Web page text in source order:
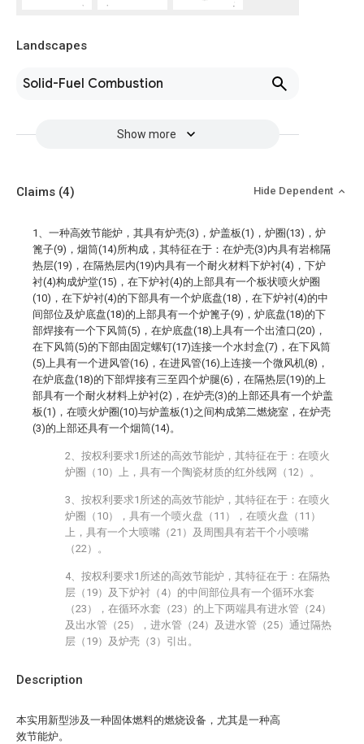
Landscapes
Solid-Fuel Combustion
Show more
Description
本实用新型涉及一种固体燃料的燃烧设备，尤其是一种高
效节能炉。
Claims (4) Hide Dependent
1、一种高效节能炉，其具有炉壳(3)，炉盖板(1)，炉圈(13)，炉
篦子(9)，烟筒(14)所构成，其特征在于：在炉壳(3)内具有岩棉隔
热层(19)，在隔热层内(19)内具有一个耐火材料下炉衬(4)，下炉
衬(4)构成炉堂(15)，在下炉衬(4)的上部具有一个板状喷火炉圈
(10)，在下炉衬(4)的下部具有一个炉底盘(18)，在下炉衬(4)的中
间部位及炉底盘(18)的上部具有一个炉篦子(9)，炉底盘(18)的下
部焊接有一个下风筒(5)，在炉底盘(18)上具有一个出渣口(20)，
在下风筒(5)的下部由固定螺钉(17)连接一个水封盒(7)，在下风筒
(5)上具有一个进风管(16)，在进风管(16)上连接一个微风机(8)，
在炉底盘(18)的下部焊接有三至四个炉腿(6)，在隔热层(19)的上
部具有一个耐火材料上炉衬(2)，在炉壳(3)的上部还具有一个炉盖
板(1)，在喷火炉圈(10)与炉盖板(1)之间构成第二燃烧室，在炉壳
(3)的上部还具有一个烟筒(14)。
2、按权利要求1所述的高效节能炉，其特征在于：在喷火
炉圈（10）上，具有一个陶瓷材质的红外线网（12）。
3、按权利要求1所述的高效节能炉，其特征在于：在喷火
炉圈（10），具有一个喷火盘（11），在喷火盘（11）
上，具有一个大喷嘴（21）及周围具有若干个小喷嘴
（22）。
4、按权利要求1所述的高效节能炉，其特征在于：在隔热
层（19）及下炉衬（4）的中间部位具有一个循环水套
（23），在循环水套（23）的上下两端具有进水管（24）
及出水管（25），进水管（24）及进水管（25）通过隔热
层（19）及炉壳（3）引出。